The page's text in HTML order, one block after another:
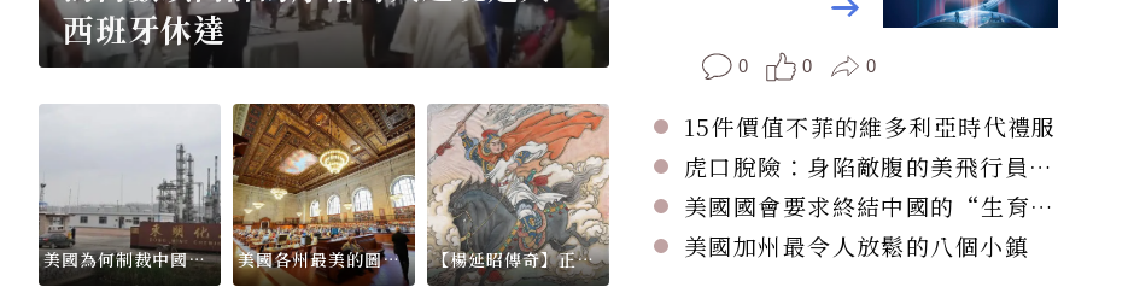
西班牙休達
美國為何制裁中國的
「茶壺」煉油廠與40
美國各州最美的圖書
館（下）
【楊延昭傳奇】正史
中的楊延昭、楊文廣
易懂的敘事，展現了人
是如何快速發展的。
0 0 0
15件價值不菲的維多利亞時代禮服
虎口脫險：身陷敵腹的美飛行員獲
救始末
美國國會要求終結中國的“生育旅
遊”
美國加州最令人放鬆的八個小鎮